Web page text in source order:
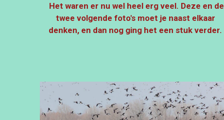
Het waren er nu wel heel erg veel. Deze en de
twee volgende foto'smoet je naast elkaar
denken, en dan nog ging het een stuk verder.